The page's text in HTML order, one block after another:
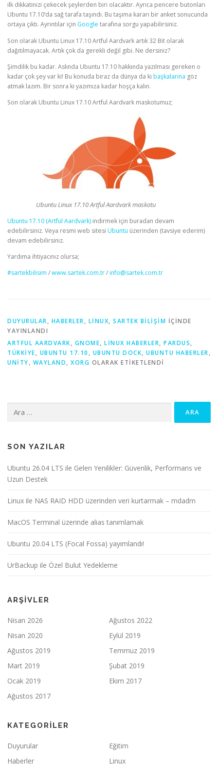
ilk dikkatinizi çekecek şeylerden biri olacaktır. Ayrıca pencere butonları
Ubuntu 17.10’da sağ tarafa taşındı. Bu taşıma kararı bir anket sonucunda
ortaya çıktı. Ayrıntılar için Google tarafına sorgu yapabilirsiniz.
Son olarak Ubuntu Linux 17.10 Artful Aardvark artık 32 Bit olarak
dağıtılmayacak. Artık çok da gerekli değil gibi. Ne dersiniz?
Şimdilik bu kadar. Aslında Ubuntu 17.10 hakkında yazılması gereken o
kadar çok şey var ki! Bu konuda biraz da dünya da ki başkalarına göz
atmak lazım. Bir sonra ki yazımıza kadar hoşça kalın.
Son olarak Ubuntu Linux 17.10 Artful Aardvark maskotumuz;
Ubuntu Linux 17.10 Artful Aardvark maskotu
Ubuntu 17.10 (Artful Aardvark) indirmek için buradan devam
edebilirsiniz. Veya resmi web sitesi Ubuntu üzerinden (tavsiye ederim)
devam edebilirsiniz.
Yardıma ihtiyacınız olursa;
#sartekbilisim /www.sartek.com.tr/info@sartek.com.tr
DUYURULAR, HABERLER, LINUX, SARTEK BILIŞIM IÇINDE
YAYINLANDI
ARTFUL AARDVARK, GNOME, LINUX HABERLER, PARDUS,
TÜRKIYE, UBUNTU 17.10 , UBUNTU DOCK, UBUNTU HABERLER,
UNITY, WAYLAND, XORG OLARAK ETIKETLENDI
SON YAZILAR
Ubuntu 26.04 LTS ile Gelen Yenilikler: Güvenlik, Performans ve
Uzun Destek
Linux ile NAS RAID HDD üzerinden veri kurtarmak – mdadm
MacOS Terminal üzerinde alias tanımlamak
Ubuntu 20.04 LTS (Focal Fossa) yayımlandı!
UrBackup ile Özel Bulut Yedekleme
ARŞIVLER
Nisan 2026
Ağustos 2022
Nisan 2020
Eylül 2019
Ağustos 2019
Temmuz 2019
Mart 2019
Şubat 2019
Ocak 2019
Ekim 2017
Ağustos 2017
KATEGORILER
Duyurular
Eğitim
Haberler
Linux